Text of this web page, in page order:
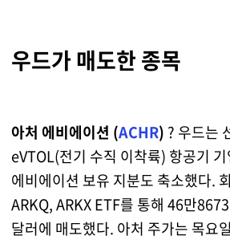
우드가 매도한 종목
아처 에비에이션 (ACHR) ? 우드는
eVTOL(전기 수직 이착륙) 항공기
에비에이션 보유 지분도 축소했다.
ARKQ, ARKX ETF를 통해 46만
달러에 매도했다. 아처 주가는 목요